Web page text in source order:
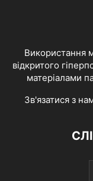
Використання
відкритого
матеріалами
Зв'язатися з